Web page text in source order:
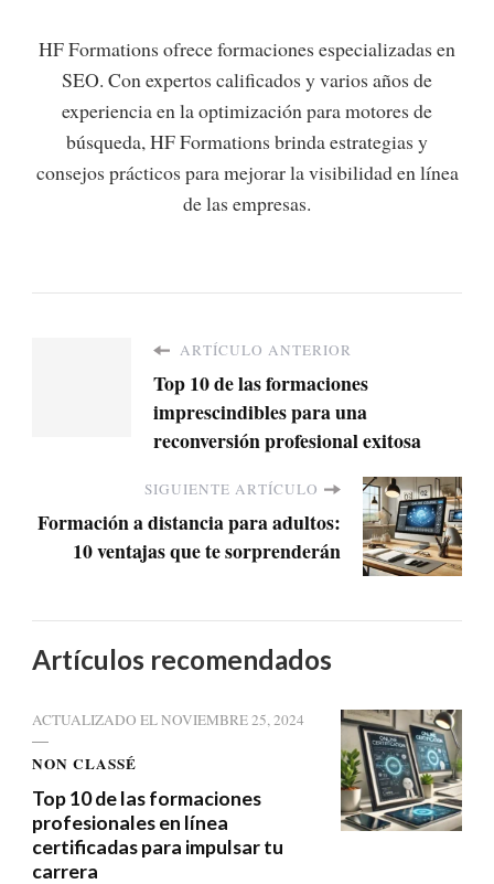
HF Formations ofrece formaciones especializadas en
SEO. Con expertos calificados y varios años de
experiencia en la optimización para motores de
búsqueda, HF Formations brinda estrategias y
consejos prácticos para mejorar la visibilidad en línea
de las empresas.
ARTÍCULO ANTERIOR
Top 10 de las formaciones
imprescindibles para una
reconversión profesional exitosa
SIGUIENTE ARTÍCULO
Formación a distancia para adultos:
10 ventajas que te sorprenderán
Artículos recomendados
ACTUALIZADO ELNOVIEMBRE 25, 2024
NON CLASSÉ
Top 10 de las formaciones
profesionales en línea
certificadas para impulsar tu
carrera